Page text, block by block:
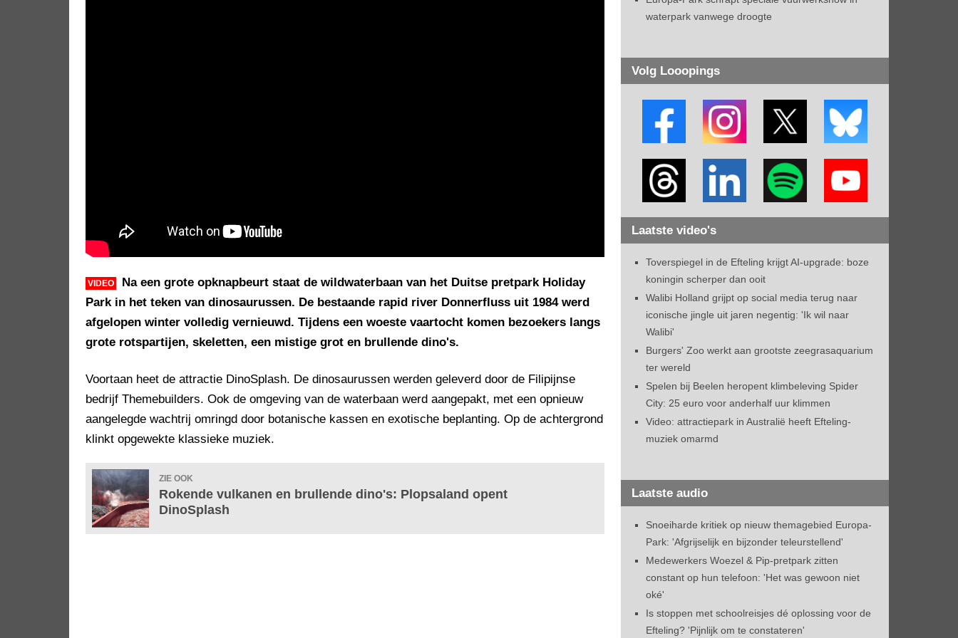
VIDEO
Na een grote opknapbeurt staat de wildwaterbaan van het Duitse pretpark Holiday
Park in het teken van dinosaurussen. De bestaande rapid river Donnerfluss uit 1984 werd
afgelopen winter volledig vernieuwd. Tijdens een woeste vaartocht komen bezoekers langs
grote rotspartijen, skeletten, een mistige grot en brullende dino's.
Voortaan heet de attractie DinoSplash. De dinosaurussen werden geleverd door de Filipijnse
bedrijf Themebuilders. Ook de omgeving van de waterbaan werd aangepakt, met een opnieuw
aangelegde wachtrij omringd door botanische kassen en exotische beplanting. Op de achtergrond
klinkt opgewekte klassieke muziek.
ZIE OOK
Rokende vulkanen en brullende dino's: Plopsaland opent
DinoSplash
waterpark vanwege droogte
Volg Looopings
Laatste video's
Toverspiegel in de Efteling krijgt AI-upgrade: boze
koningin scherper dan ooit
Walibi Holland grijpt op social media terug naar
iconische jingle uit jaren negentig: 'Ik wil naar
Walibi'
Burgers' Zoo werkt aan grootste zeegrasaquarium
ter wereld
Spelen bij Beelen heropent klimbeleving Spider
City: 25 euro voor anderhalf uur klimmen
Video: attractiepark in Australië heeft Efteling-
muziek omarmd
Laatste audio
Snoeiharde kritiek op nieuw themagebied Europa-
Park: 'Afgrijselijk en bijzonder teleurstellend'
Medewerkers Woezel & Pip-pretpark zitten
constant op hun telefoon: 'Het was gewoon niet
oké'
Is stoppen met schoolreisjes dé oplossing voor de
Efteling? 'Pijnlijk om te constateren'